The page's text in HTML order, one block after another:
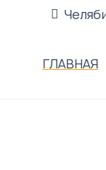
ГЛАВНАЯ